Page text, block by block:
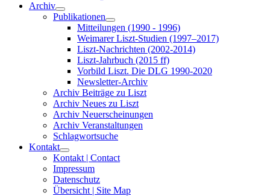
Archiv
Publikationen
Mitteilungen (1990 - 1996)
Weimarer Liszt-Studien (1997–2017)
Liszt-Nachrichten (2002-2014)
Liszt-Jahrbuch (2015 ff)
Vorbild Liszt. Die DLG 1990-2020
Newsletter-Archiv
Archiv Beiträge zu Liszt
Archiv Neues zu Liszt
Archiv Neuerscheinungen
Archiv Veranstaltungen
Schlagwortsuche
Kontakt
Kontakt | Contact
Impressum
Datenschutz
Übersicht | Site Map